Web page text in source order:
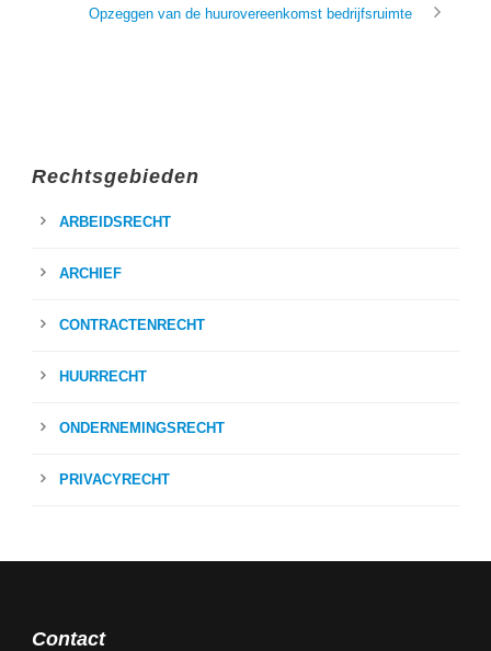
Opzeggen van de huurovereenkomst bedrijfsruimte
Rechtsgebieden
ARBEIDSRECHT
ARCHIEF
CONTRACTENRECHT
HUURRECHT
ONDERNEMINGSRECHT
PRIVACYRECHT
Contact